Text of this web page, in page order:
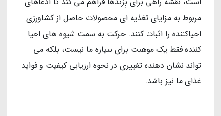
مربوط به مزایای تغذیه ای محصولات حاصل از کشاورزی
احیاکننده را اثبات کنند. حرکت به سمت شیوه های احیا
کننده فقط یک موهبت برای سیاره ما نیست، بلکه می
تواند نشان دهنده تغییری در نحوه ارزیابی کیفیت و فواید
غذای ما نیز باشد.